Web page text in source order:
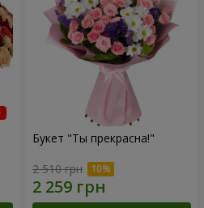
Букет "Ты прекрасна!"
2 510 грн